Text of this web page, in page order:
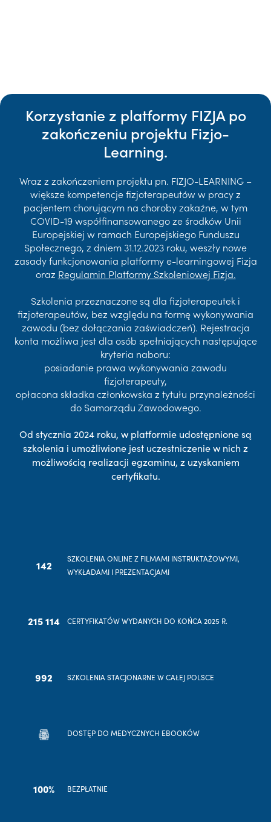
Korzystanie z platformy FIZJA po
zakończeniu projektu Fizjo-
Learning.
Wraz z zakończeniem projektu pn. FIZJO-LEARNING –
większe kompetencje fizjoterapeutów w pracy z
pacjentem chorującym na choroby zakaźne, w tym
COVID-19 współfinansowanego ze środków Unii
Europejskiej w ramach Europejskiego Funduszu
Społecznego, z dniem 31.12.2023 roku, weszły nowe
zasady funkcjonowania platformy e-learningowej Fizja
oraz Regulamin Platformy Szkoleniowej Fizja.
Szkolenia przeznaczone są dla fizjoterapeutek i
fizjoterapeutów, bez względu na formę wykonywania
zawodu (bez dołączania zaświadczeń). Rejestracja
konta możliwa jest dla osób spełniających następujące
kryteria naboru:
posiadanie prawa wykonywania zawodu
fizjoterapeuty,
opłacona składka członkowska z tytułu przynależności
do Samorządu Zawodowego.
Od stycznia 2024 roku, w platformie udostępnione są
szkolenia i umożliwione jest uczestniczenie w nich z
możliwością realizacji egzaminu, z uzyskaniem
certyfikatu.
142
SZKOLENIA ONLINE Z FILMAMI INSTRUKTAŻOWYMI,
WYKŁADAMI I PREZENTACJAMI
215 114 CERTYFIKATÓW WYDANYCH DO KOŃCA 2025 R.
992 SZKOLENIA STACJONARNE W CAŁEJ POLSCE
DOSTĘP DO MEDYCZNYCH EBOOKÓW
100% BEZPŁATNIE